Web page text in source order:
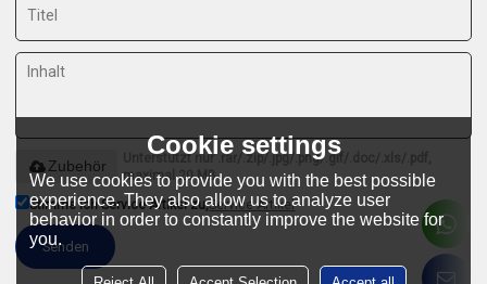
Unterstützt nur .rar/.zip/.jpg/.png/.gif/.doc/.xls/.pdf,
maximal 20 MB
Zubehör
Stimme ich Service-Artikel zu,Service-Artikel
Senden
Cookie settings
We use cookies to provide you with the best possible
experience. They also allow us to analyze user
behavior in order to constantly improve the website for
you.